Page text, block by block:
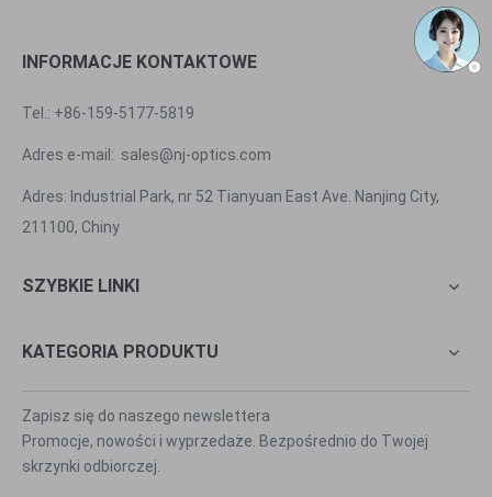
INFORMACJE KONTAKTOWE
Tel.: +86-159-5177-5819
Adres e-mail: sales@nj-optics.com
Adres: Industrial Park, nr 52 Tianyuan East Ave. Nanjing City,
211100, Chiny
SZYBKIE LINKI
KATEGORIA PRODUKTU
Zapisz się do naszego newslettera
Promocje, nowości i wyprzedaże. Bezpośrednio do Twojej
skrzynki odbiorczej.